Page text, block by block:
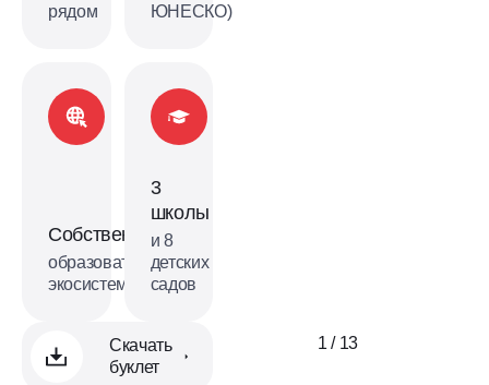
рядом
ЮНЕСКО)
Собственная
образовательная
экосистема
3
школы
и 8
детских
садов
Скачать
буклет
1 / 13